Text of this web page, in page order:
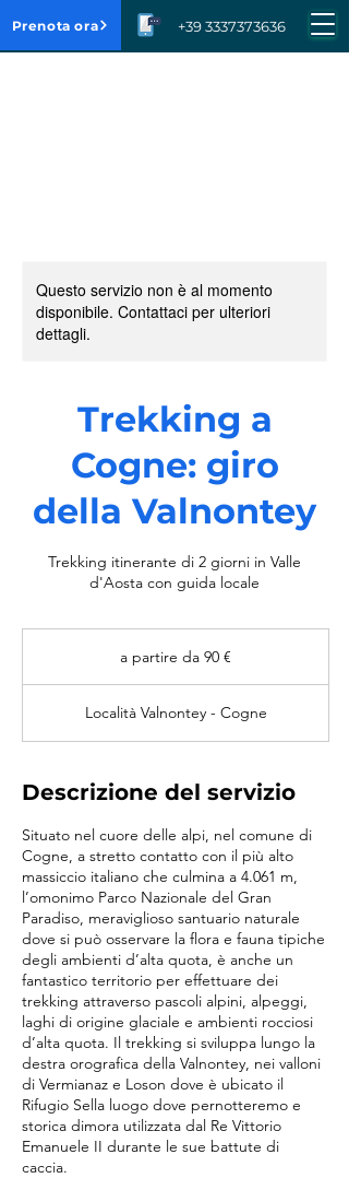
+39 3337373636
Prenota ora
Questo servizio non è al momento
disponibile. Contattaci per ulteriori
dettagli.
Trekking a
Cogne: giro
della Valnontey
Trekking itinerante di 2 giorni in Valle
d'Aosta con guida locale
€
a partire da 90 €
Località Valnontey - Cogne
Descrizione del servizio
Situato nel cuore delle alpi, nel comune di
Cogne, a stretto contatto con il più alto
massiccio italiano che culmina a 4.061 m,
l’omonimo Parco Nazionale del Gran
Paradiso, meraviglioso santuario naturale
dove si può osservare la flora e fauna tipiche
degli ambienti d’alta quota, è anche un
fantastico territorio per effettuare dei
trekking attraverso pascoli alpini, alpeggi,
laghi di origine glaciale e ambienti rocciosi
d’alta quota. Il trekking si sviluppa lungo la
destra orografica della Valnontey, nei valloni
di Vermianaz e Loson dove è ubicato il
Rifugio Sella luogo dove pernotteremo e
storica dimora utilizzata dal Re Vittorio
Emanuele II durante le sue battute di
caccia.